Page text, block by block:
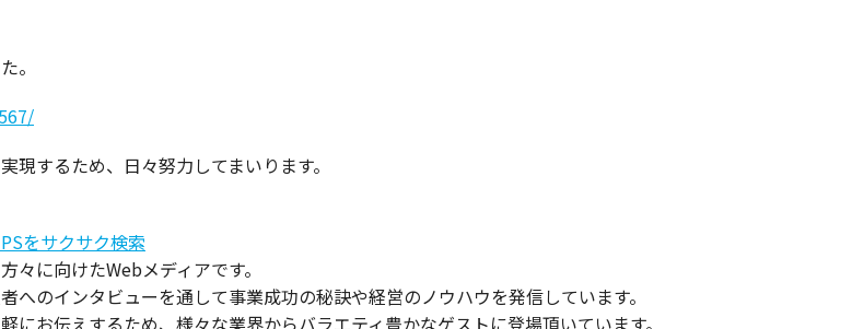
。
するため、日々努力してまいります。
をサクサク検索
々に向けたWebメディアです。
のインタビューを通して事業成功の秘訣や経営のノウハウを発信しています。
お伝えするため、様々な業界からバラエティ豊かなゲストに登場頂いています。